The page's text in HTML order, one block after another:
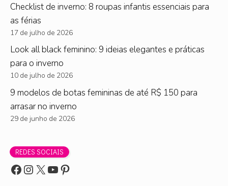
Checklist de inverno: 8 roupas infantis essenciais para
as férias
17 de julho de 2026
Look all black feminino: 9 ideias elegantes e práticas
para o inverno
10 de julho de 2026
9 modelos de botas femininas de até R$ 150 para
arrasar no inverno
29 de junho de 2026
REDES SOCIAIS
eaewqsa
Instagram
X Youtube
Pinterest